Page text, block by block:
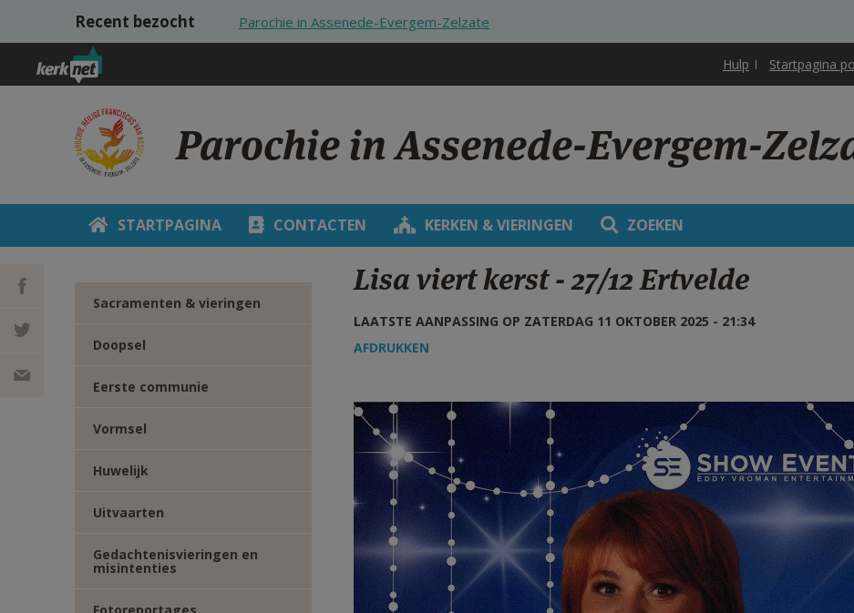
Overslaan en naar de inhoud gaan
Recent bezocht Parochie in Assenede-Evergem-Zelzate
Hulp Startpagina
Parochie in Assenede-Evergem-
STARTPAGINA CONTACTEN KERKEN & VIERINGEN ZOEKEN
DEEL OP
FACEBOOK
DEEL OP
Sacramenten & vieringen
Doopsel
Eerste communie
Vormsel
Huwelijk
Uitvaarten
Gedachtenisvieringen en
misintenties
Lisa viert kerst - 27/12 Ertvelde
LAATSTE AANPASSING OP ZATERDAG 11 OKTOBER 2025 - 21:34
AFDRUKKEN